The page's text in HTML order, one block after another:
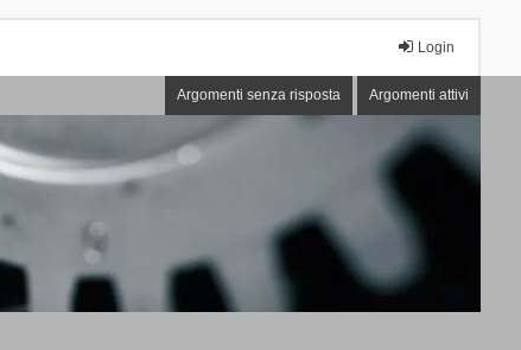
Login
Argomenti senza risposta Argomenti attivi